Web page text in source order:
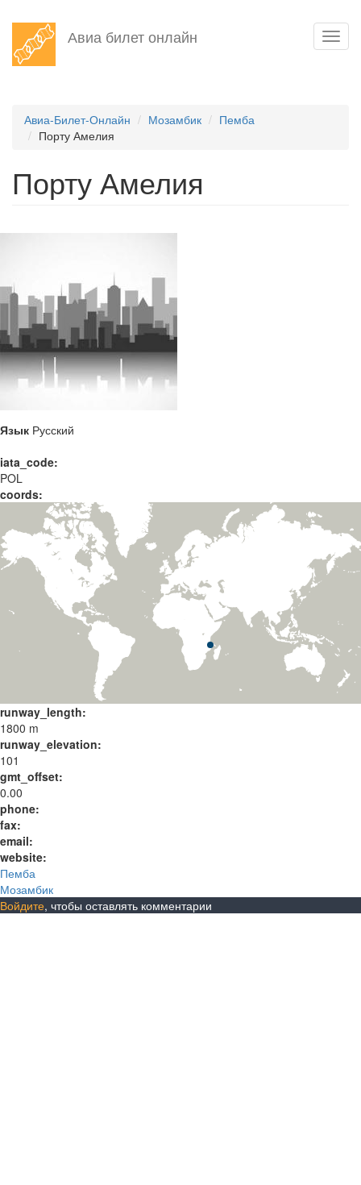
Перейти
основному
Авиа билет онлайн
Авиа-Билет-Онлайн Мозамбик
Пемба
Порту Амелия
Порту Амелия
Язык Русский
iata_code:
POL
coords:
runway_length:
1800 m
runway_elevation:
101
gmt_offset:
0.00
phone:
fax:
email:
website:
Пемба
Мозамбик
Войдите, чтобы оставлять комментарии